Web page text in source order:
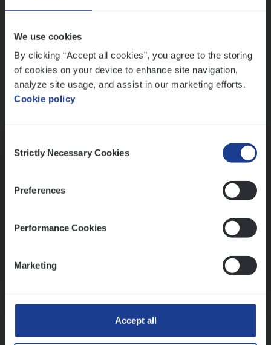
We use cookies
By clicking “Accept all cookies”, you agree to the storing
of cookies on your device to enhance site navigation,
analyze site usage, and assist in our marketing efforts.
Cookie policy
Selection
Strictly Necessary Cookies
Preferences
Performance Cookies
Marketing
Accept all